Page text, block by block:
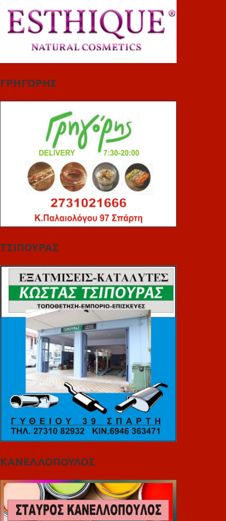
ΓΡΗΓΟΡΗΣ
ΤΣΙΠΟΥΡΑΣ
ΚΑΝΕΛΛΟΠΟΥΛΟΣ